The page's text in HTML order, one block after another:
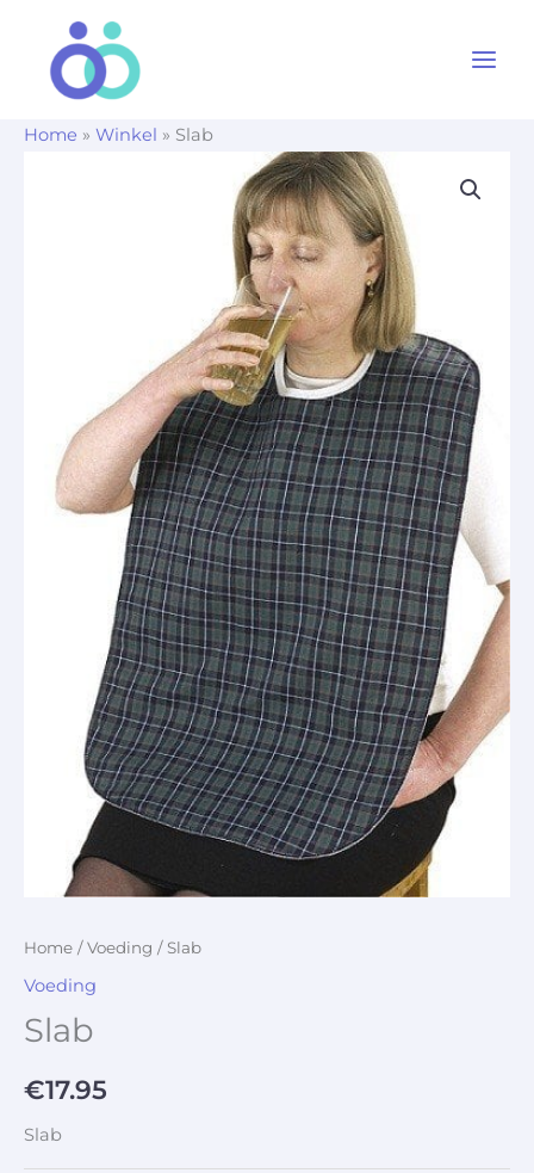
Home » Winkel » Slab
Home /Voeding / Slab
Voeding
Slab
€17.95
Slab